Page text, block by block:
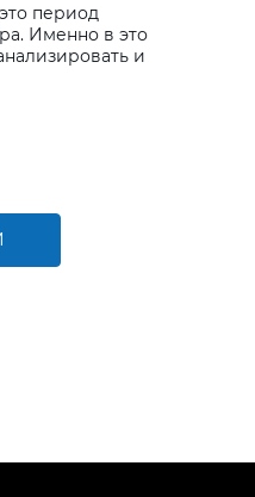
период
Именно в это
и